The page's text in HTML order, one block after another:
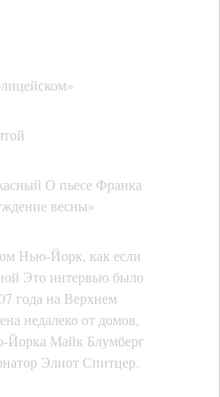
О пьесе Франка
весны»
Нью-Йорк, как если
Это интервью было
года на Верхнем
недалеко от домов,
Йорка Майк Блумберг
Элиот Спитцер.